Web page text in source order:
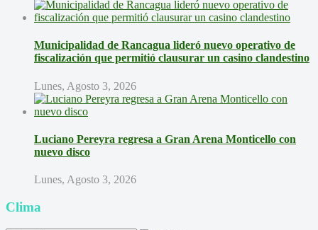
Municipalidad de Rancagua lideró nuevo operativo de
fiscalización que permitió clausurar un casino clandestino
Lunes, Agosto 3, 2026
Luciano Pereyra regresa a Gran Arena Monticello con
nuevo disco
Lunes, Agosto 3, 2026
Clima